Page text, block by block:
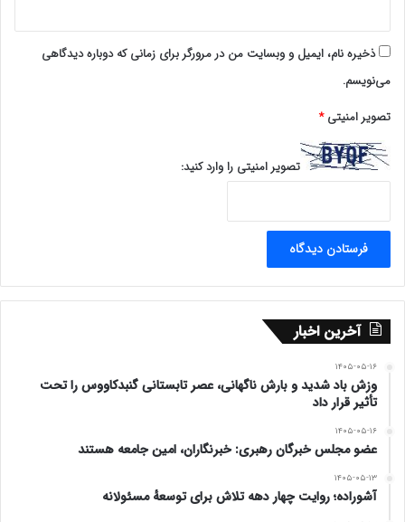
ذخیره نام، ایمیل و وبسایت من در مرورگر برای زمانی که دوباره دیدگاهی
می‌نویسم.
تصویر امنیتی*
تصویر امنیتی را وارد کنید:
آخرین اخبار
۱۴۰۵-۰۵-۱۶
وزش باد شدید و بارش ناگهانی، عصر تابستانی گنبدکاووس را تحت
تأثیر قرار داد
۱۴۰۵-۰۵-۱۶
عضو مجلس خبرگان رهبری: خبرنگاران، امین جامعه هستند
۱۴۰۵-۰۵-۱۳
آشوراده؛ روایت چهار دهه تلاش برای توسعهٔ مسئولانه